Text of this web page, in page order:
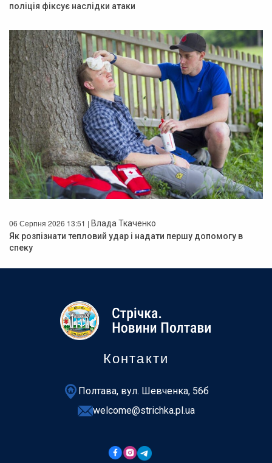
поліція фіксує наслідки атаки
06 Серпня 2026 13:51 | Влада Ткаченко
Як розпізнати тепловий удар і надати першу допомогу в
спеку
Контакти
Полтава, вул. Шевченка, 56б
welcome@strichka.pl.ua